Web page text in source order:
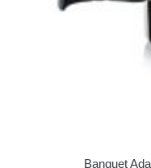
Banquet